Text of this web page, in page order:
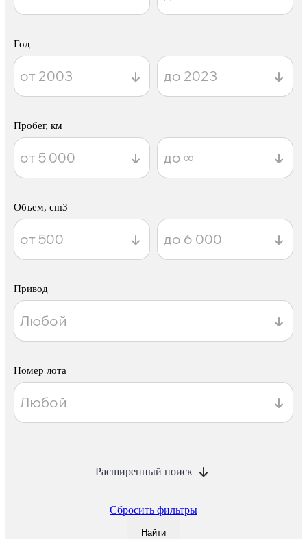
Год
Пробег, км
Объем, cm3
Привод
Номер лота
Расширенный поиск
Сбросить фильтры
Найти